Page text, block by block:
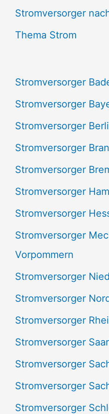
e
n
h
:
Stromversorger
Thema Strom
Stromversorger
Stromversorger
Stromversorger
Stromversorger
Stromversorger
Stromversorger
Stromversorger
Stromversorger
Vorpommern
Stromversorger
Stromversorger
Stromversorger
Stromversorger
Stromversorger
Stromversorger
Stromversorger